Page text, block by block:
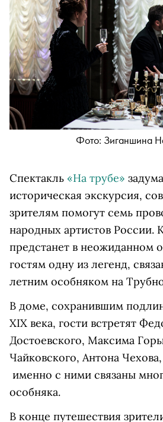
Фото: Зиганшина
Спектакль «На трубе»
историческая экскурсия,
зрителям помогут семь
народных артистов России.
предстанет в неожиданном
гостям одну из легенд,
летним особняком на
В доме, сохранившим
XIX века, гости встретят
Достоевского, Максима
Чайковского, Антона
именно с ними связаны
особняка.
В конце путешествия